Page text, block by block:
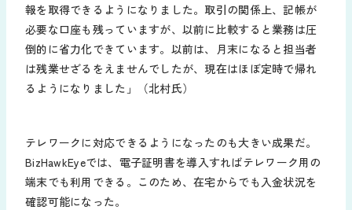
報を取得できるようになりました。取引の関係上、記帳が
必要な口座も残っていますが、以前に比較すると業務は圧
倒的に省力化できています。以前は、月末になると担当者
は残業せざるをえませんでしたが、現在はほぼ定時で帰れ
るようになりました」（北村氏）
テレワークに対応できるようになったのも大きい成果だ。
BizHawkEyeでは、電子証明書を導入すればテレワーク用の
端末でも利用できる。このため、在宅からでも入金状況を
確認可能になった。